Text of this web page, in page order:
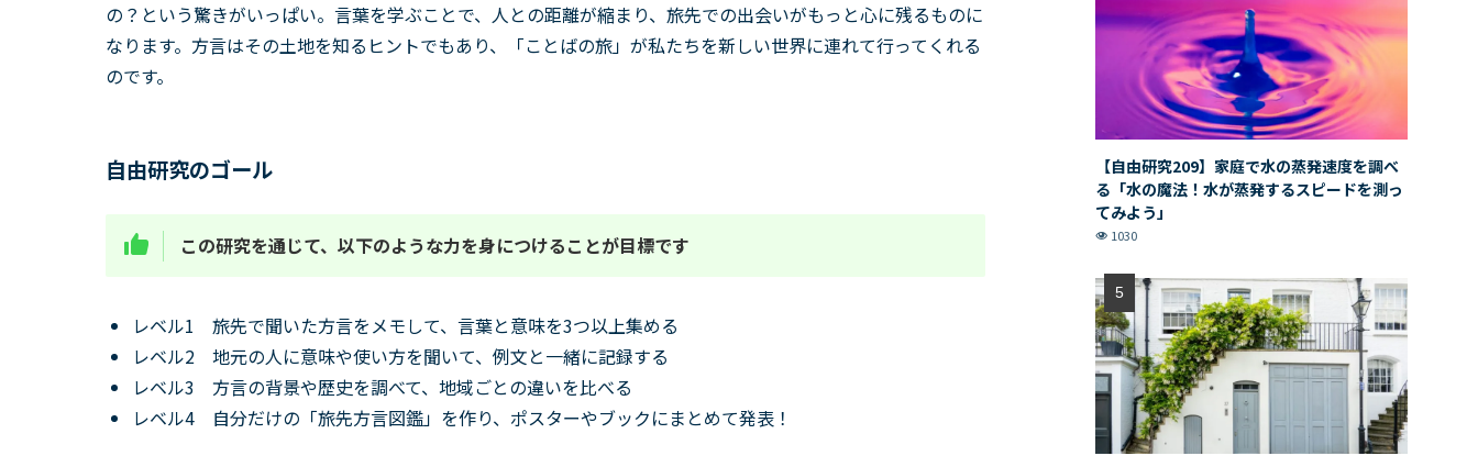
の？という驚きがいっぱい。言葉を学ぶことで、人との距離が縮まり、旅先での出会いがもっと心に残るものに
なります。方言はその土地を知るヒントでもあり、「ことばの旅」が私たちを新しい世界に連れて行ってくれる
のです。
自由研究のゴール
この研究を通じて、以下のような力を身につけることが目標です
レベル1 旅先で聞いた方言をメモして、言葉と意味を3つ以上集める
レベル2 地元の人に意味や使い方を聞いて、例文と一緒に記録する
レベル3 方言の背景や歴史を調べて、地域ごとの違いを比べる
レベル4 自分だけの「旅先方言図鑑」を作り、ポスターやブックにまとめて発表！
【自由研究209】家庭で水の蒸発速度を調べ
る「水の魔法！水が蒸発するスピードを測っ
てみよう」
1030